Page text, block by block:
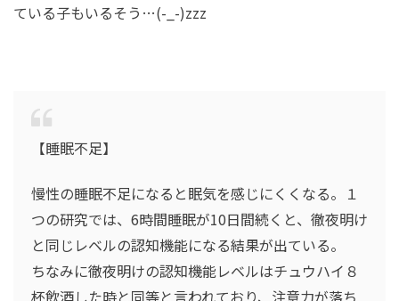
ている子もいるそう…(-_-)zzz
【睡眠不足】
慢性の睡眠不足になると眠気を感じにくくなる。１
つの研究では、6時間睡眠が10日間続くと、徹夜明け
と同じレベルの認知機能になる結果が出ている。
ちなみに徹夜明けの認知機能レベルはチュウハイ８
杯飲酒した時と同等と言われており、注意力が落ち